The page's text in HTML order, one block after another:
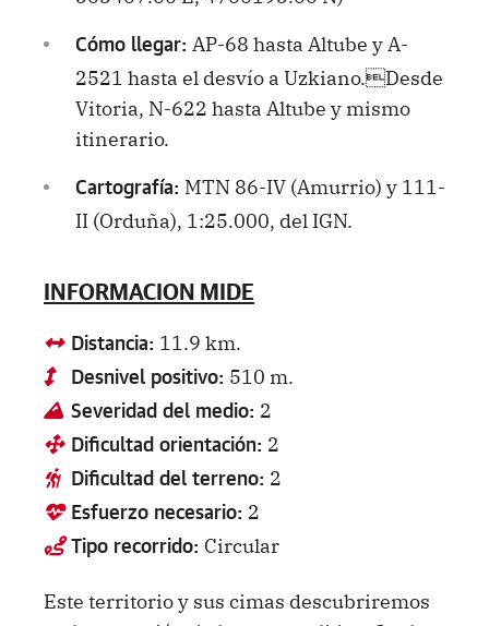
Cómo llegar: AP-68 hasta Altube y A-
2521 hasta el desvío a Uzkiano.Desde
Vitoria, N-622 hasta Altube y mismo
itinerario.
Cartografía: MTN 86-IV (Amurrio) y 111-
II (Orduña), 1:25.000, del IGN.
INFORMACION MIDE
Distancia: 11.9 km.
Desnivel positivo: 510 m.
Severidad del medio: 2
Dificultad orientación: 2
Dificultad del terreno: 2
Esfuerzo necesario: 2
Tipo recorrido: Circular
Este territorio y sus cimas descubriremos